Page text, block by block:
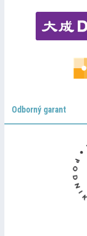
Odborný garant